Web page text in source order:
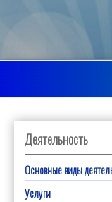
Деятельность
Основные виды
Услуги